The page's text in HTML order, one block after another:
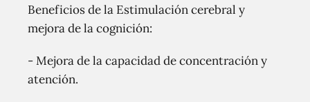
Beneficios de la Estimulación cerebral y
mejora de la cognición:
- Mejora de la capacidad de concentración y
atención.